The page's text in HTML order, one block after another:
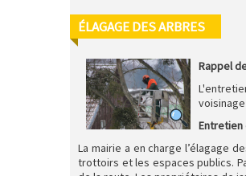
ÉLAGAGE DES ARBRES
Rappel
Entretien
La mairie a en charge l’élagage
trottoirs et les espaces publics.